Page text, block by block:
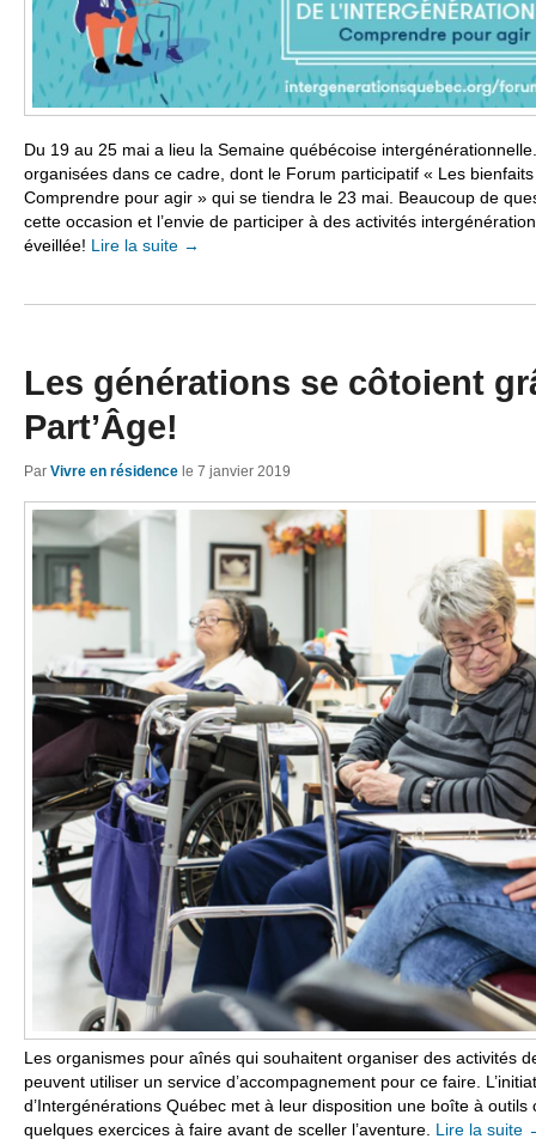
Du 19 au 25 mai a lieu la Semaine québécoise
organisées dans ce cadre, dont le Forum participatif « Les
Comprendre pour agir » qui se tiendra le 23 mai. Beaucoup de
cette occasion et l’envie de participer à des activités
éveillée! Lire la suite →
Les générations se côtoient
Part’Âge!
Par Vivre en résidence le 7 janvier 2019
Les organismes pour aînés qui souhaitent organiser des activités
peuvent utiliser un service d’accompagnement pour ce faire.
d’Intergénérations Québec met à leur disposition une boîte à
quelques exercices à faire avant de sceller l’aventure. Lire la suite